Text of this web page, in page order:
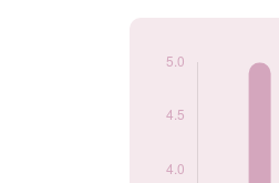
Popularité du
2019
2023